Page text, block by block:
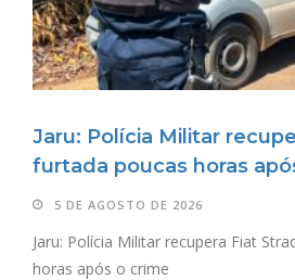
Jaru: Polícia Militar
furtada poucas horas
5 DE AGOSTO DE 2026
Jaru: Polícia Militar recupera Fiat
horas após o crime